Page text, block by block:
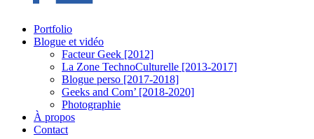
Menu
Portfolio
Blogue et vidéo
Facteur Geek [2012]
La Zone TechnoCulturelle [2013-2017]
Blogue perso [2017-2018]
Geeks and Com’ [2018-2020]
Photographie
À propos
Contact